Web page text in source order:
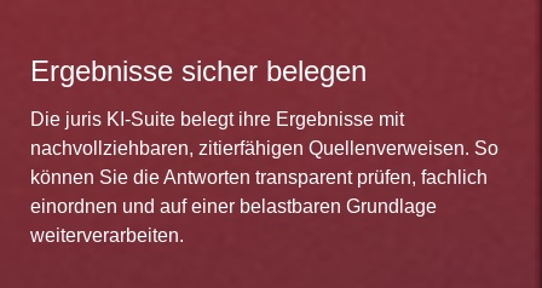
Ergebnisse sicher belegen
Die juris KI-Suite belegt ihre Ergebnisse mit
nachvollziehbaren, zitierfähigen Quellenverweisen. So
können Sie die Antworten transparent prüfen, fachlich
einordnen und auf einer belastbaren Grundlage
weiterverarbeiten.